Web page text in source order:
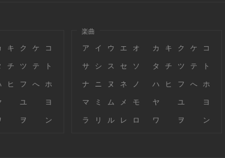
キ ク ケ コ
チ ツ テ ト
ヒ フ へ ホ
ユ ヨ
ヲ ン
楽曲
ア イ ウ エ オ カ キ ク ケ コ
サ シ ス セ ソ タ チ ツ テ ト
ナ ニ ヌ ネ ノ ハ ヒ フ へ ホ
マ ミ ム メ モ ヤ ユ ヨ
ラ リ ル レ ロ ワ ヲ ン